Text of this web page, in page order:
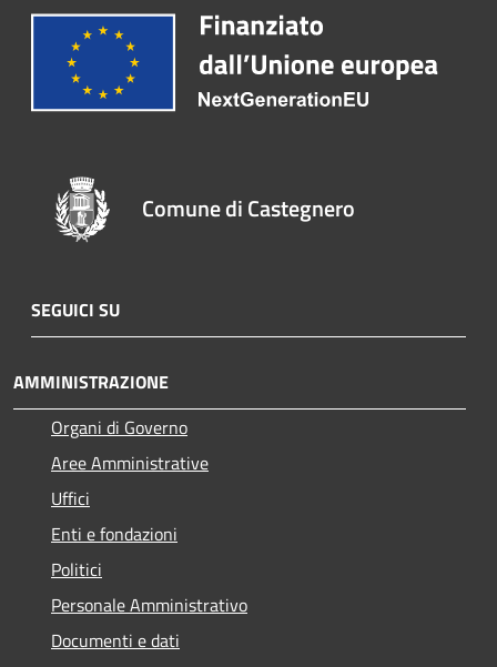
Comune di Castegnero
SEGUICI SU
AMMINISTRAZIONE
Organi di Governo
Aree Amministrative
Uffici
Enti e fondazioni
Politici
Personale Amministrativo
Documenti e dati